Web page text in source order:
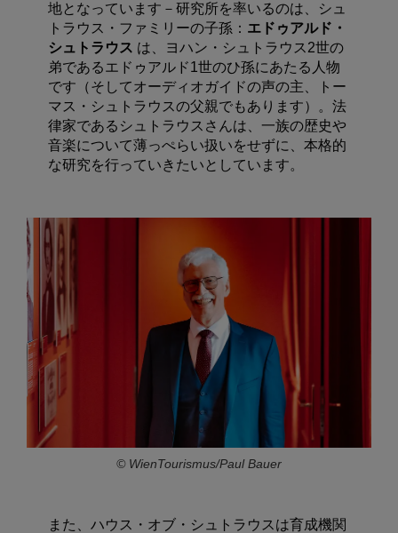
地となっています－研究所を率いるのは、シュ
トラウス・ファミリーの子孫： エドゥアルド・
シュトラウス は、ヨハン・シュトラウス2世の
弟であるエドゥアルド1世のひ孫にあたる人物
です（そしてオーディオガイドの声の主、トー
マス・シュトラウスの父親でもあります）。法
律家であるシュトラウスさんは、一族の歴史や
音楽について薄っぺらい扱いをせずに、本格的
な研究を行っていきたいとしています。
© WienTourismus/Paul Bauer
また、ハウス・オブ・シュトラウスは育成機関